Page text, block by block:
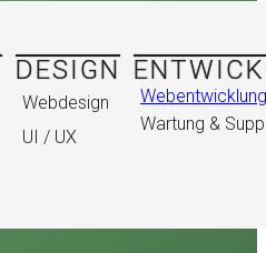
DESIGN
Webdesign
UI / UX
Webentwicklung
Wartung &